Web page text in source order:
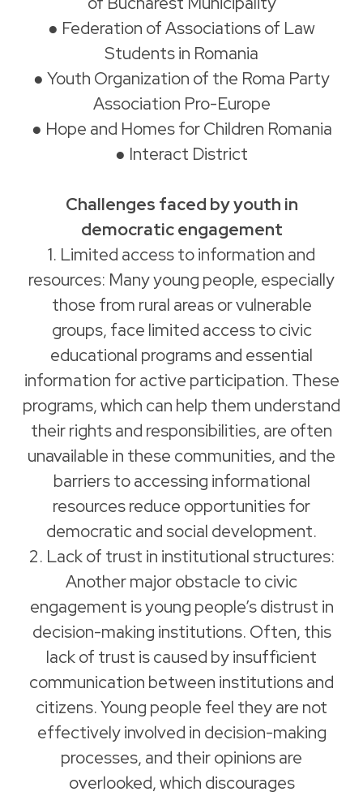
● Federation of Associations of Law
Students in Romania
● Youth Organization of the Roma Party
Association Pro-Europe
● Hope and Homes for Children Romania
● Interact District
Challenges faced by youth in
democratic engagement
1. Limited access to information and
resources: Many young people, especially
those from rural areas or vulnerable
groups, face limited access to civic
educational programs and essential
information for active participation. These
programs, which can help them understand
their rights and responsibilities, are often
unavailable in these communities, and the
barriers to accessing informational
resources reduce opportunities for
democratic and social development.
2. Lack of trust in institutional structures:
Another major obstacle to civic
engagement is young people’s distrust in
decision-making institutions. Often, this
lack of trust is caused by insufficient
communication between institutions and
citizens. Young people feel they are not
effectively involved in decision-making
processes, and their opinions are
overlooked, which discourages